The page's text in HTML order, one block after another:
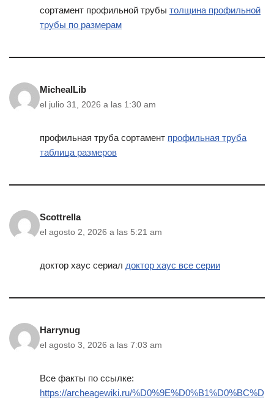
сортамент профильной трубы толщина профильной
трубы по размерам
MichealLib
el julio 31, 2026 a las 1:30 am
профильная труба сортамент профильная труба
таблица размеров
Scottrella
el agosto 2, 2026 a las 5:21 am
доктор хаус сериал доктор хаус все серии
Harrynug
el agosto 3, 2026 a las 7:03 am
Все факты по ссылке:
https://archeagewiki.ru/%D0%9E%D0%B1%D0%BC%D